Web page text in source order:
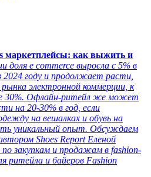
маркетплейсы: как выжить и
доля e commerce выросла с 5% в
2024 году и продолжает расти,
электронной коммерции, к
30%. Офлайн-ритейл же может
на 20-30% в год, если
на вешалках и обувь на
уникальный опыт. Обсуждаем
Shoes Report Еленой
по закупкам и продажам в fashion-
ритейла и байеров Fashion